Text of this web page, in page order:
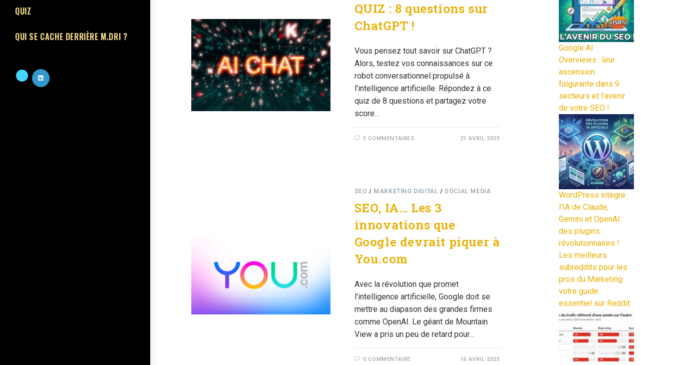
QUIZ
QUI SE CACHE DERRIÈRE M.DRI ?
QUIZ : 8 questions sur
ChatGPT !
Vous pensez tout savoir sur ChatGPT ?
Alors, testez vos connaissances sur ce
robot conversationnel propulsé à
l'intelligence artificielle. Répondez à ce
quiz de 8 questions et partagez votre
score…
3 COMMENTAIRES 21 AVRIL 2023
SEO / MARKETING DIGITAL /SOCIAL MEDIA
SEO, IA… Les 3
innovations que
Google devrait piquer à
You.com
Avec la révolution que promet
l'intelligence artificielle, Google doit se
mettre au diapason des grandes firmes
comme OpenAI. Le géant de Mountain
View a pris un peu de retard pour…
0 COMMENTAIRE 16 AVRIL 2023
Google AI
Overviews : leur
ascension
fulgurante dans 9
secteurs et l’avenir
de votre SEO !
WordPress intègre
l’IA de Claude,
Gemini et OpenAI :
des plugins
révolutionnaires !
Les meilleurs
subreddits pour les
pros du Marketing :
votre guide
essentiel sur Reddit